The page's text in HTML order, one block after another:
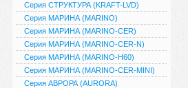
Серия СТРУКТУРА (KRAFT-LVD)
Серия МАРИНА (MARINO)
Серия МАРИНА (MARINO-CER)
Серия МАРИНА (MARINO-CER-N)
Серия МАРИНА (MARINO-H60)
Серия МАРИНА (MARINO-CER-MINI)
Серия АВРОРА (AURORA)